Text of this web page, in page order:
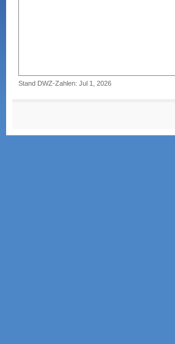
Stand DWZ-Zahlen: Jul 1, 2026